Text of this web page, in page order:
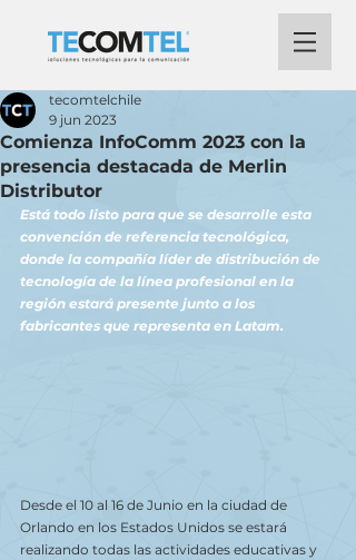
Comienza InfoComm 2023 con la
presencia destacada de Merlin
Distributor
tecomtelchile
9 jun 2023
Está todo listo para que se desarrolle esta
convención de referencia tecnológica,
donde la compañía líder de distribución de
tecnología de la línea profesional en la
región estará presente junto a los
fabricantes que representa en Latam.
Desde el 10 al 16 de Junio en la ciudad de
Orlando en los Estados Unidos se estará
realizando todas las actividades educativas y